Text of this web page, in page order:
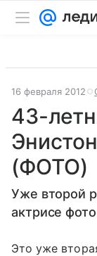
16 февраля 2012
43-
(ФОТО)
Уже второй
актрисе
Это уже